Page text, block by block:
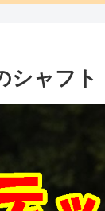
シャフト